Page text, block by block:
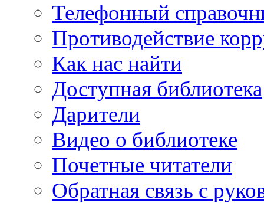
Телефонный
Противодействие
Как нас найти
Доступная библиотека
Дарители
Видео о библиотеке
Почетные читатели
Обратная связь с